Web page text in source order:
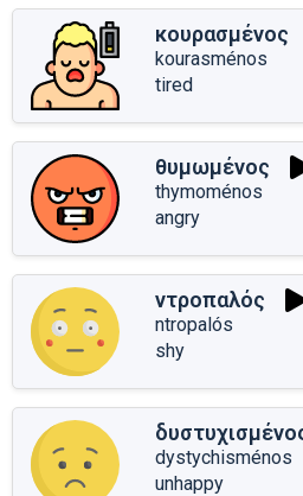
κουρασμένος
kourasménos
tired
θυμωμένος
thymoménos
angry
ντροπαλός
ntropalós
shy
dystychisménos
unhappy